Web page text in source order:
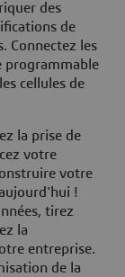
des
de
Connectez les
programmable
cellules de
la prise de
votre
votre
!
tirez
la
entreprise.
de la